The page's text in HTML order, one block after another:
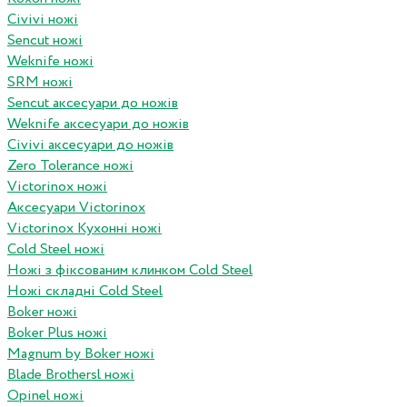
Civivi ножі
Sencut ножі
Weknife ножі
SRM ножі
Sencut аксесуари до ножів
Weknife аксесуари до ножів
Civivi аксесуари до ножів
Zero Tolerance ножі
Victorinox ножі
Аксесуари Victorinox
Victorinox Кухонні ножі
Cold Steel ножі
Ножі з фіксованим клинком Cold Steel
Ножі складні Cold Steel
Boker ножі
Boker Plus ножі
Magnum by Boker ножі
Blade Brothersl ножі
Opinel ножі